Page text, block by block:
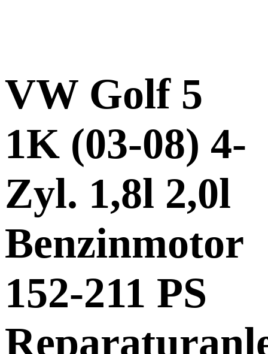
VW Golf 5
1K (03-08) 4-
Zyl. 1,8l 2,0l
Benzinmotor
152-211 PS